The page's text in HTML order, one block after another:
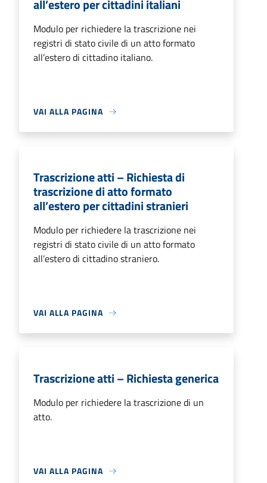
all’estero per cittadini italiani
Modulo per richiedere la trascrizione nei
registri di stato civile di un atto formato
all’estero di cittadino italiano.
VAI ALLA PAGINA
Trascrizione atti – Richiesta di
trascrizione di atto formato
all’estero per cittadini stranieri
Modulo per richiedere la trascrizione nei
registri di stato civile di un atto formato
all’estero di cittadino straniero.
VAI ALLA PAGINA
Trascrizione atti – Richiesta generica
Modulo per richiedere la trascrizione di un
atto.
VAI ALLA PAGINA